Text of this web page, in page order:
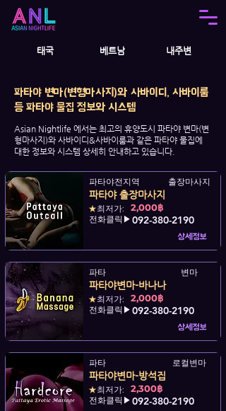
태국 베트남 내주변
​파타야 변마(변형마사지)와 사바이디, 사바이룸
등 파타야 물집 정보와 시스템
Asian Nightlife 에서는 최고의 휴양도시 파타야 변마(변
형마사지)와 사바이디&사바이룸과 같은 파타야 물집에
대한 정보와 시스템 상세히 안내하고 있습니다.
파타야 출장마사지
출장마사지
파타야전지역
전화클릭▶
★최저가: 2,000฿
092-380-2190
상세정보
파타야변마-바나나
변마
파타
전화클릭▶
★최저가: 2,000฿
092-380-2190
상세정보
파타야변마-방석집
로컬변마
파타
전화클릭▶
★최저가: 2,300฿
092-380-2190